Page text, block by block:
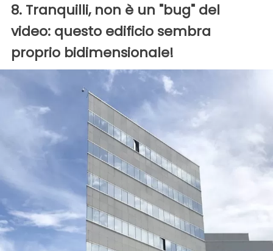
8. Tranquilli, non è un "bug" del
video: questo edificio sembra
proprio bidimensionale!